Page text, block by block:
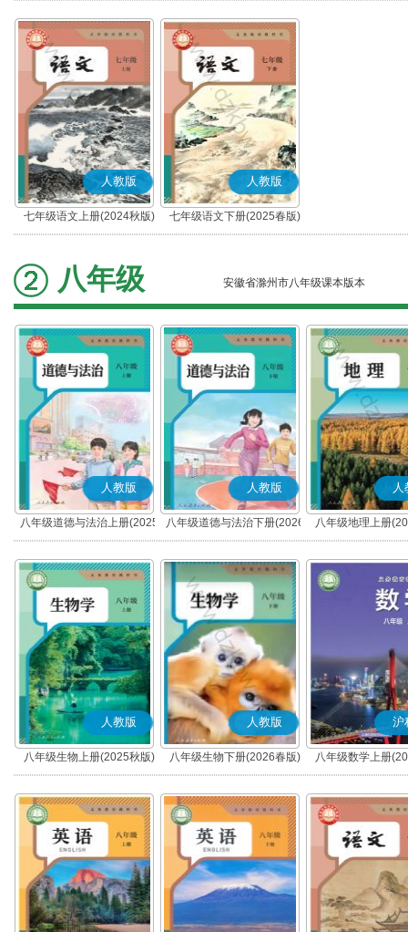
人教版
七年级语文上册(2024秋版)
(部编版)
人教版
七年级语文下册(2025春版)
(部编版)
八年级 安徽省滁州市八年级课本版本
人教版
八年级道德与法治上册(2025
秋版)(部编版)
人教版
八年级道德与法治下册(2026
春版)(部编版)
人
八年级地理上册
人教版
八年级生物上册(2025秋版)
人教版
八年级生物下册(2026春版)
沪
八年级数学上册